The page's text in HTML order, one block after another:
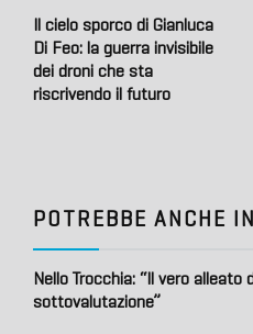
Il cielo sporco di Gianluca
Di Feo: la guerra invisibile
dei droni che sta
riscrivendo il futuro
POTREBBE ANCHE
Nello Trocchia: “Il vero
sottovalutazione”